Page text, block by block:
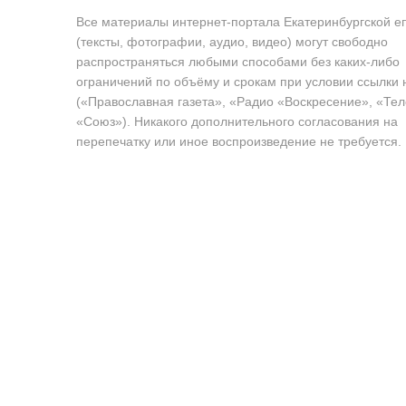
Все материалы интернет-портала Екатеринбургской
(тексты, фотографии, аудио, видео) могут свободно
распространяться любыми способами без каких-либо
ограничений по объёму и срокам при условии ссылки
(«Православная газета», «Радио «Воскресение»,
«Союз»). Никакого дополнительного согласования на
перепечатку или иное воспроизведение не требуется.